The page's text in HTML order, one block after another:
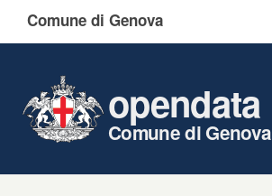
Comune di Genova
opendata
Comune di Genova